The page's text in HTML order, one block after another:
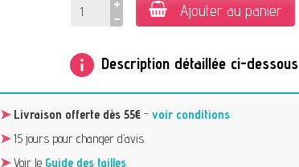
Ajouter au panier
info Description détaillée ci-dessous
➤ Livraison offerte dès 55€- voir conditions
➤15 jours pour changer d’avis
➤Voir le Guide des tailles